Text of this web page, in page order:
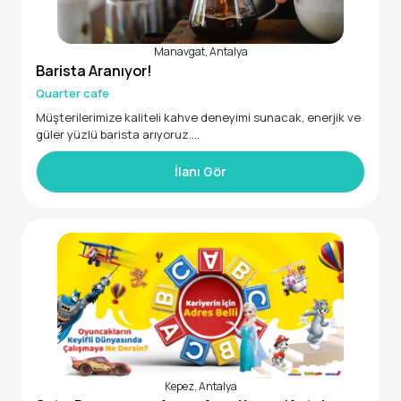
-Tercihen kasiyer veya satış deneyimi
-İletişim becerisi yüksek ve güler yüzlü
Manavgat, Antalya
Barista Aranıyor!
Quarter cafe
Müşterilerimize kaliteli kahve deneyimi sunacak, enerjik ve
güler yüzlü barista arıyoruz.
Sorumluluklar:
-Müşterilere servis yapmak ve siparişleri almak
-Malzeme ve ekipman stoklarını takip etmek
-Temizlik ve hijyen kurallarına uymak
İlanı Gör
Kepez, Antalya